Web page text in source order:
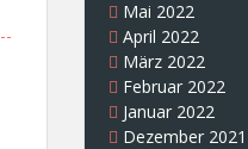
Mai 2022
April 2022
März 2022
Februar 2022
Januar 2022
Dezember 2021